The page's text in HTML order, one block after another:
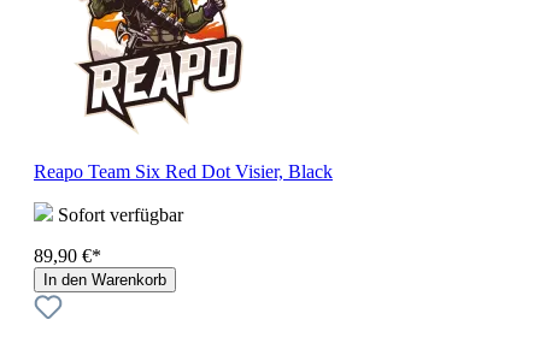
Reapo Team Six Red Dot Visier, Black
Sofort verfügbar
89,90 €*
In den Warenkorb